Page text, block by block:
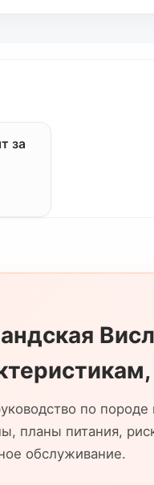
за
по
планы питания,
обслуживание.